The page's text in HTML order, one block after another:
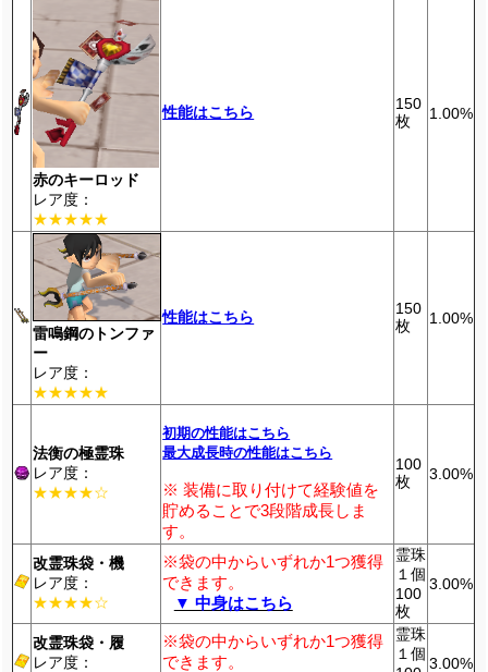
赤のキーロッド
レア度：
★★★★★
性能はこちら
150
枚
1.00%
雷鳴鋼のトンファ
ー
レア度：
★★★★★
性能はこちら
150
枚
1.00%
法衡の極霊珠
レア度：
★★★★☆
初期の性能はこちら
最大成長時の性能はこちら
※ 装備に取り付けて経験値を
貯めることで3段階成長しま
す。
100
枚
3.00%
改霊珠袋・機
レア度：
★★★★☆
※袋の中からいずれか1つ獲得
できます。
▼ 中身はこちら
霊珠
１個
100
枚
3.00%
改霊珠袋・履
レア度：
※袋の中からいずれか1つ獲得
できます。
霊珠
１個
3.00%